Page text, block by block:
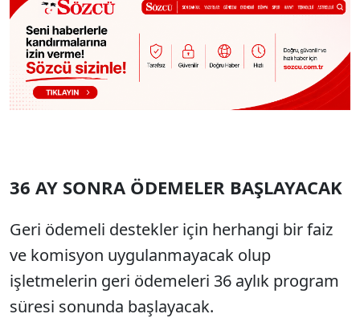
36 AY SONRA ÖDEMELER BAŞLAYACAK
Geri ödemeli destekler için herhangi bir faiz
ve komisyon uygulanmayacak olup
işletmelerin geri ödemeleri 36 aylık program
süresi sonunda başlayacak.